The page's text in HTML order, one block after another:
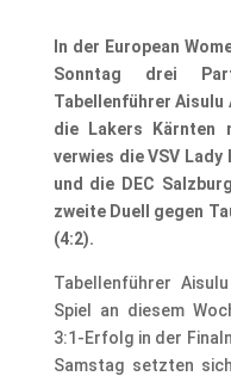
In der European
Sonntag drei
Tabellenführer
die Lakers Kärnten
verwies die VSV Lady
und die DEC
zweite Duell gegen
(4:2).
Tabellenführer
Spiel an diesem
3:1-Erfolg in der
Samstag setzten